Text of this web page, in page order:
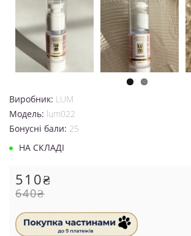
Виробник: LUM
Модель: lum022
Бонусні бали: 25
НА СКЛАДІ
510₴
640₴